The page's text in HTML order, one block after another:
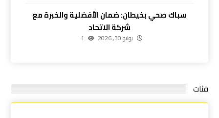
سباك صحي بخيطان: ضمان الأفضلية والخبرة مع
شركة الاتحاد
يوليو 30, 2026 1
فئات